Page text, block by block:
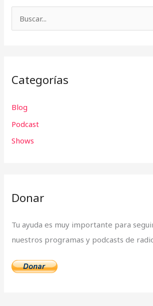
a
p
o
r
Categorías
Blog
Podcast
Shows
Donar
Tu ayuda es muy importante para
nuestros programas y podcasts de